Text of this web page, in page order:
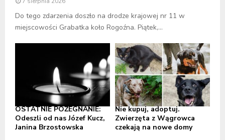
Do tego zdarzenia doszło na drodze krajowej nr 11 w
miejscowości Grabatka koło Rogoźna. Piątek,...
OSTATNIE POŻEGNANIE:
Odeszli od nas Józef Kucz,
Janina Brzostowska
Nie kupuj, adoptuj.
Zwierzęta z Wągrowca
czekają na nowe domy